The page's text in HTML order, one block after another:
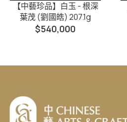
【中藝珍品】白玉 - 根深
葉茂 (劉國皓) 207.1g
$540,000